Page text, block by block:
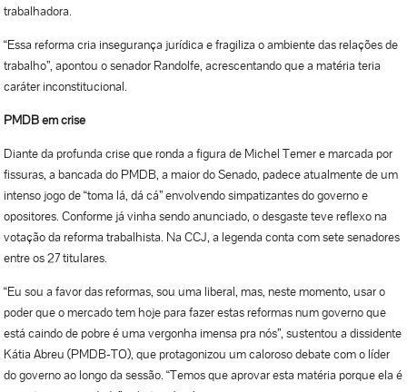
trabalhadora.
“Essa reforma cria insegurança jurídica e fragiliza o ambiente das relações de
trabalho”, apontou o senador Randolfe, acrescentando que a matéria teria
caráter inconstitucional.
PMDB em crise
Diante da profunda crise que ronda a figura de Michel Temer e marcada por
fissuras, a bancada do PMDB, a maior do Senado, padece atualmente de um
intenso jogo de “toma lá, dá cá” envolvendo simpatizantes do governo e
opositores. Conforme já vinha sendo anunciado, o desgaste teve reflexo na
votação da reforma trabalhista. Na CCJ, a legenda conta com sete senadores
entre os 27 titulares.
“Eu sou a favor das reformas, sou uma liberal, mas, neste momento, usar o
poder que o mercado tem hoje para fazer estas reformas num governo que
está caindo de pobre é uma vergonha imensa pra nós”, sustentou a dissidente
Kátia Abreu (PMDB-TO), que protagonizou um caloroso debate com o líder
do governo ao longo da sessão. “Temos que aprovar esta matéria porque ela é